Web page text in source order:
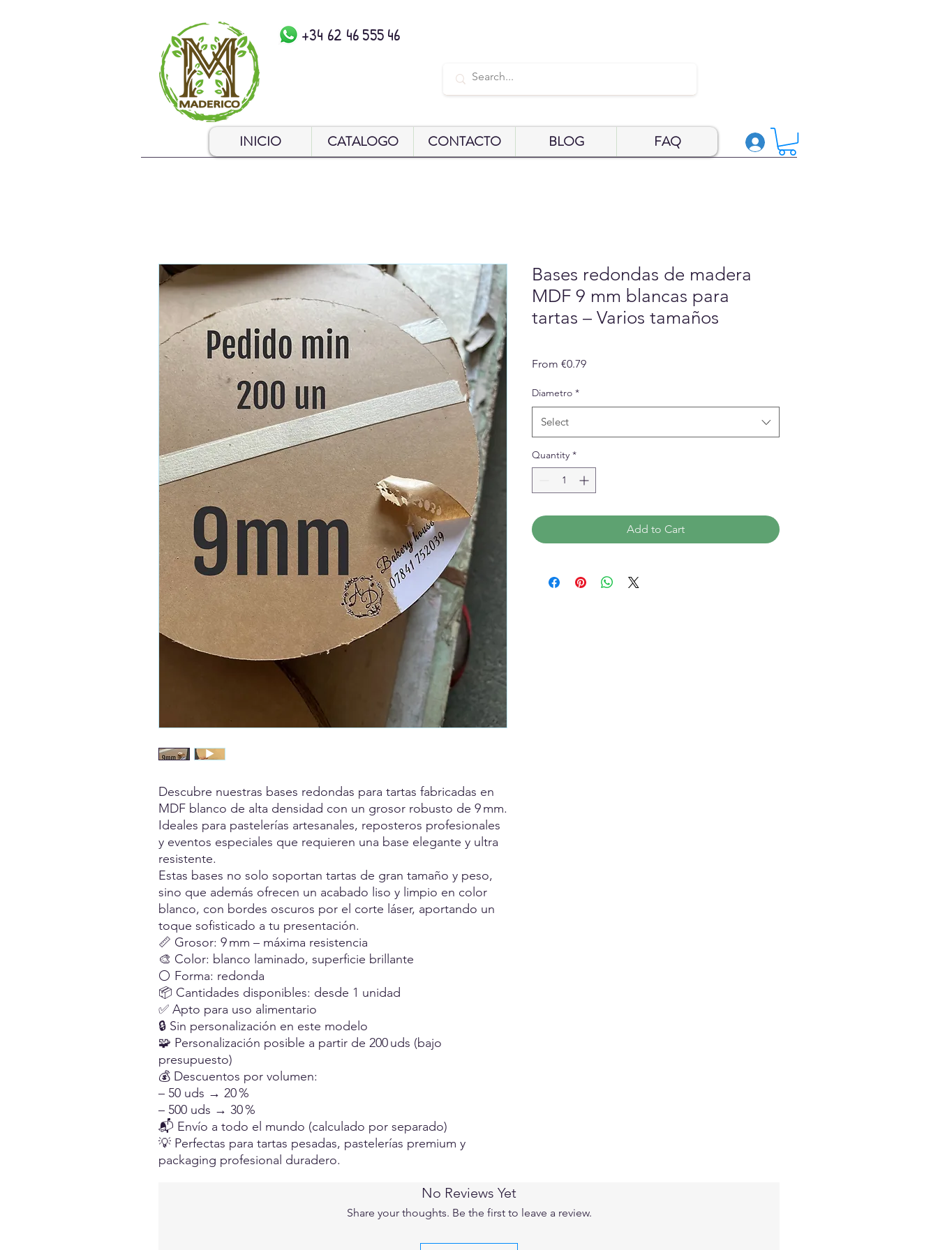
+34 62 46 555 46
INICIO CATALOGO CONTACTO BLOG FAQ
Descubre nuestras bases redondas para tartas fabricadas en
MDF blanco de alta densidad con un grosor robusto de 9 mm.
Ideales para pastelerías artesanales, reposteros profesionales
y eventos especiales que requieren una base elegante y ultra
resistente.
Estas bases no solo soportan tartas de gran tamaño y peso,
sino que además ofrecen un acabado liso y limpio en color
blanco, con bordes oscuros por el corte láser, aportando un
toque sofisticado a tu presentación.
📏 Grosor: 9 mm – máxima resistencia
🎨 Color: blanco laminado, superficie brillante
⚪ Forma: redonda
📦 Cantidades disponibles: desde 1 unidad
✅ Apto para uso alimentario
🔒 Sin personalización en este modelo
🧩 Personalización posible a partir de 200 uds (bajo
presupuesto)
💰 Descuentos por volumen:
– 50 uds → 20 %
– 500 uds → 30 %
📬 Envío a todo el mundo (calculado por separado)
💡 Perfectas para tartas pesadas, pastelerías premium y
packaging profesional duradero.
Bases redondas de madera
MDF 9 mm blancas para
tartas – Varios tamaños
From €0.79Sale
Diametro *
Select
Quantity *
Add to Cart
No Reviews Yet
Share your thoughts. Be the first to leave a review.